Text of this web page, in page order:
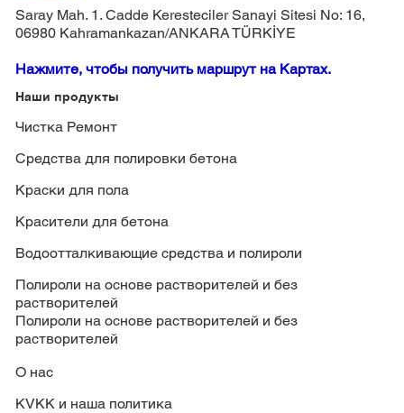
Saray Mah. 1. Cadde Keresteciler Sanayi Sitesi No: 16,
06980 Kahramankazan/ANKARA TÜRKİYE
Нажмите, чтобы получить маршрут на Картах.
Наши продукты
Чистка Ремонт
Средства для полировки бетона
Краски для пола
Красители для бетона
Водоотталкивающие средства и полироли
Полироли на основе растворителей и без
растворителей
Полироли на основе растворителей и без
растворителей
О нас
KVKK и наша политика